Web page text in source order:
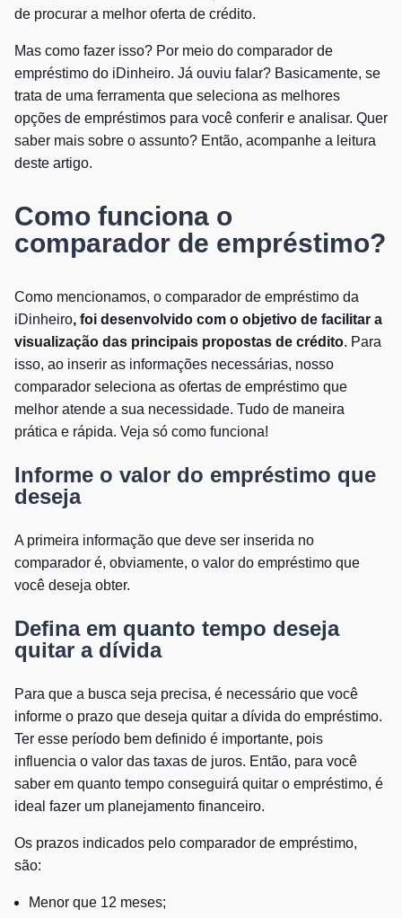
de procurar a melhor oferta de crédito.
Mas como fazer isso? Por meio do comparador de
empréstimo do iDinheiro. Já ouviu falar? Basicamente, se
trata de uma ferramenta que seleciona as melhores
opções de empréstimos para você conferir e analisar. Quer
saber mais sobre o assunto? Então, acompanhe a leitura
deste artigo.
Como funciona o
comparador de empréstimo?
Como mencionamos, o comparador de empréstimo da
iDinheiro, foi desenvolvido com o objetivo de facilitar a
visualização das principais propostas de crédito. Para
isso, ao inserir as informações necessárias, nosso
comparador seleciona as ofertas de empréstimo que
melhor atende a sua necessidade. Tudo de maneira
prática e rápida. Veja só como funciona!
Informe o valor do empréstimo que
deseja
A primeira informação que deve ser inserida no
comparador é, obviamente, o valor do empréstimo que
você deseja obter.
Defina em quanto tempo deseja
quitar a dívida
Para que a busca seja precisa, é necessário que você
informe o prazo que deseja quitar a dívida do empréstimo.
Ter esse período bem definido é importante, pois
influencia o valor das taxas de juros. Então, para você
saber em quanto tempo conseguirá quitar o empréstimo, é
ideal fazer um planejamento financeiro.
Os prazos indicados pelo comparador de empréstimo,
são:
Menor que 12 meses;